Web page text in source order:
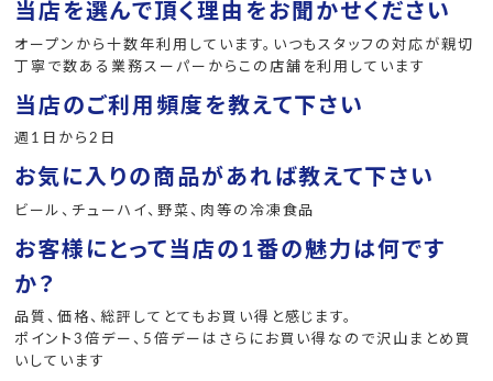
当店を選んで頂く理由をお聞かせください
オープンから十数年利用しています。いつもスタッフの対応が親切
丁寧で数ある業務スーパーからこの店舗を利用しています
当店のご利用頻度を教えて下さい
週1日から2日
お気に入りの商品があれば教えて下さい
ビール、チューハイ、野菜、肉等の冷凍食品
お客様にとって当店の1番の魅力は何です
か？
品質、価格、総評してとてもお買い得と感じます。
ポイント3倍デー、5倍デーはさらにお買い得なので沢山まとめ買
いしています